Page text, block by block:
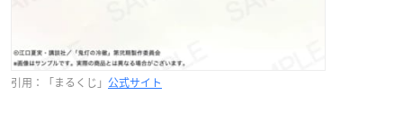
引用：「まるくじ」 公式サイト